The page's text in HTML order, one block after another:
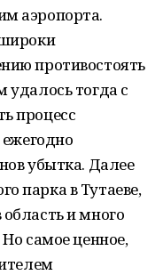
аэропорта.
противостоять
тогда с
процесс
ежегодно
убытка. Далее
парка в Тутаеве,
и много
самое ценное,